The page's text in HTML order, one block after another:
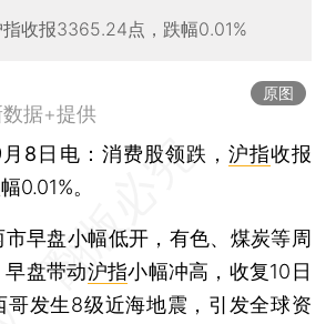
收报3365.24点，跌幅0.01%
原图
据+提供
8日电 ：消费股领跌， 沪指收报
0.01%。
盘小幅低开，有色、煤炭等周
盘带动沪指小幅冲高，收复10日
哥发生8级近海地震，引发全球资